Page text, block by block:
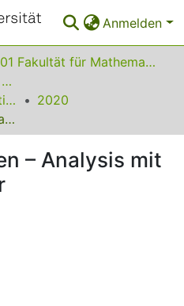
Anmelden
01 Fakultät für Mathematik
Institut für Entwicklung und Erforschung des Mathematikunterrichts
Beiträge zum Mathematikunterricht
2020
Mathematik hören – Analysis mit dem Synthesizer
– Analysis mit